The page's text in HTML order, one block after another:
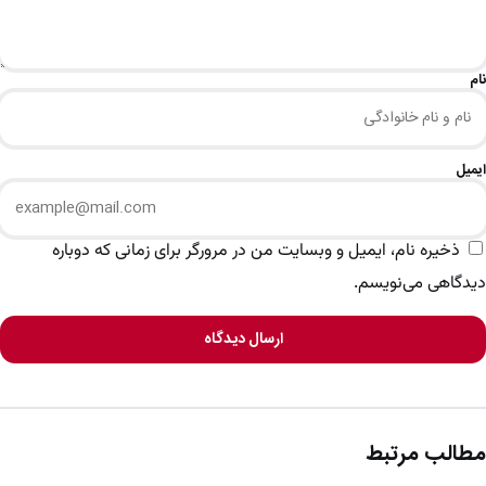
نام
ایمیل
ذخیره نام، ایمیل و وبسایت من در مرورگر برای زمانی که دوباره
دیدگاهی می‌نویسم.
ارسال دیدگاه
مطالب مرتبط